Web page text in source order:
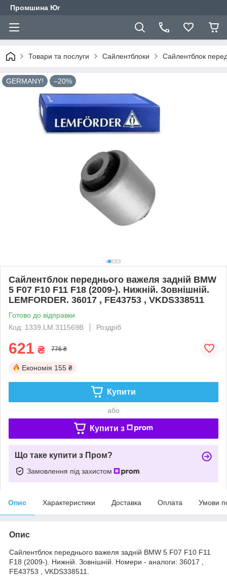
Промшина Юг
Товари та послуги Сайлентблоки Сайлентблок
GERMANY! –20%
Сайлентблок переднього важеля задній BMW
5 F07 F10 F11 F18 (2009-). Нижній. Зовнішній.
LEMFORDER. 36017 , FE43753 , VKDS338511
Готово до відправки
Код: 1339.LM.311569B
Роздріб
621 ₴ 776 ₴
Економія 155 ₴
Купити
або
Купити з
Що таке купити з Пром?
Замовлення під захистом
Опис Характеристики Доставка Оплата Умови
Опис
Сайлентблок переднього важеля задній BMW 5 F07 F10 F11
F18 (2009-). Нижній. Зовнішній. Номери - аналоги: 36017 ,
FE43753 , VKDS338511.